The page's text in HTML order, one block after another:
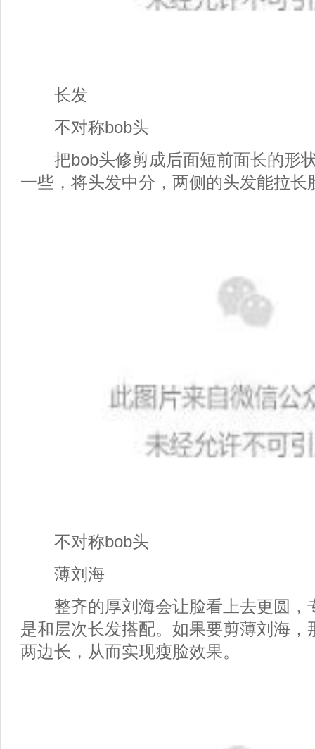
长发
不对称bob头
把bob头修剪成后面短前面长的形
一些，将头发中分，两侧的头发能拉长
不对称bob头
薄刘海
整齐的厚刘海会让脸看上去更圆，
是和层次长发搭配。如果要剪薄刘海，
两边长，从而实现瘦脸效果。